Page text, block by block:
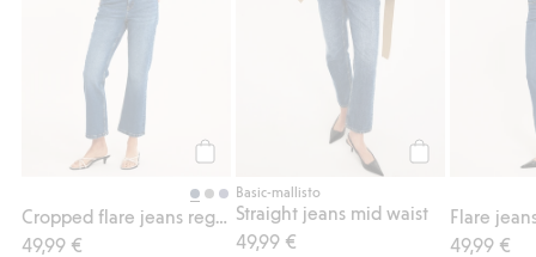
49,99 €
Basic-mallisto
Straight jeans mid waist
49,99 €
Flare
49,99 €